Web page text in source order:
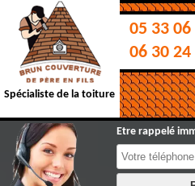
Spécialiste de la toiture
05 33 06
06 30 24
Etre rappelé